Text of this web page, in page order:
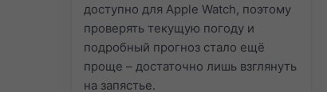
доступно для Apple Watch, поэтому
проверять текущую погоду и
подробный прогноз стало ещё
проще – достаточно лишь взглянуть
на запястье.